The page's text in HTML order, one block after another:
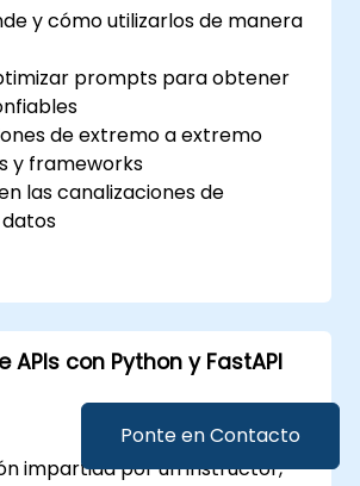
Ponte en Contacto
y cómo utilizarlos de manera
prompts para obtener
de extremo a extremo
y frameworks
las canalizaciones de
APIs con Python y FastAPI
impartida por un instructor,